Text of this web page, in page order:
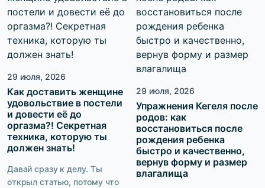
29 июля, 2026
Как доставить женщине
удовольствие в постели
и довести её до
оргазма?! Секретная
техника, которую ты
должен знать!
Давай сразу к делу. Ты
открыл статью, потому что
29 июля, 2026
Упражнения Кегеля после
родов: как
восстановиться после
рождения ребенка
быстро и качественно,
вернув форму и размер
влагалища